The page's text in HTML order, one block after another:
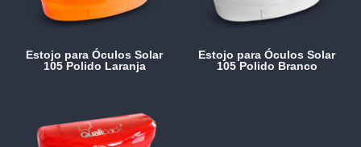
Estojo para Óculos Solar
105 Polido Laranja
Estojo para Óculos Solar
105 Polido Branco